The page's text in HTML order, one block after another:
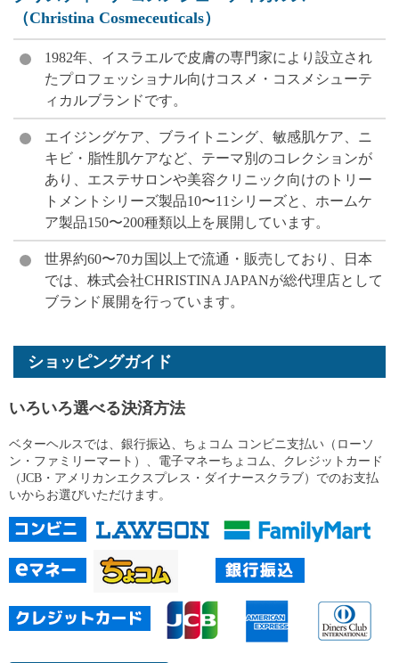
（Christina Cosmeceuticals）
1982年、イスラエルで皮膚の専門家により設立され
たプロフェッショナル向けコスメ・コスメシューテ
ィカルブランドです。
エイジングケア、ブライトニング、敏感肌ケア、ニ
キビ・脂性肌ケアなど、テーマ別のコレクションが
あり、エステサロンや美容クリニック向けのトリー
トメントシリーズ製品10〜11シリーズと、ホームケ
ア製品150〜200種類以上を展開しています。
世界約60〜70カ国以上で流通・販売しており、日本
では、株式会社CHRISTINA JAPANが総代理店として
ブランド展開を行っています。
ショッピングガイド
いろいろ選べる決済方法
ベターヘルスでは、銀行振込、ちょコム コンビニ支払い（ローソ
ン・ファミリーマート）、電子マネーちょコム、クレジットカード
（JCB・アメリカンエクスプレス・ダイナースクラブ）でのお支払
いからお選びいただけます。